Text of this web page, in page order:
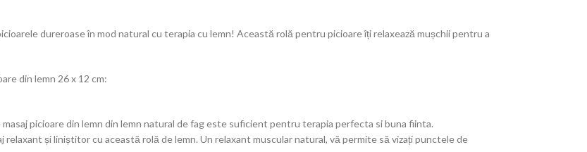
dureroase în mod natural cu terapia cu lemn! Această rolă pentru picioare îți relaxează mușchii pentru a
din lemn 26 x 12 cm:
picioare din lemn din lemn natural de fag este suficient pentru terapia perfecta si buna fiinta.
și liniștitor cu această rolă de lemn. Un relaxant muscular natural, vă permite să vizați punctele de